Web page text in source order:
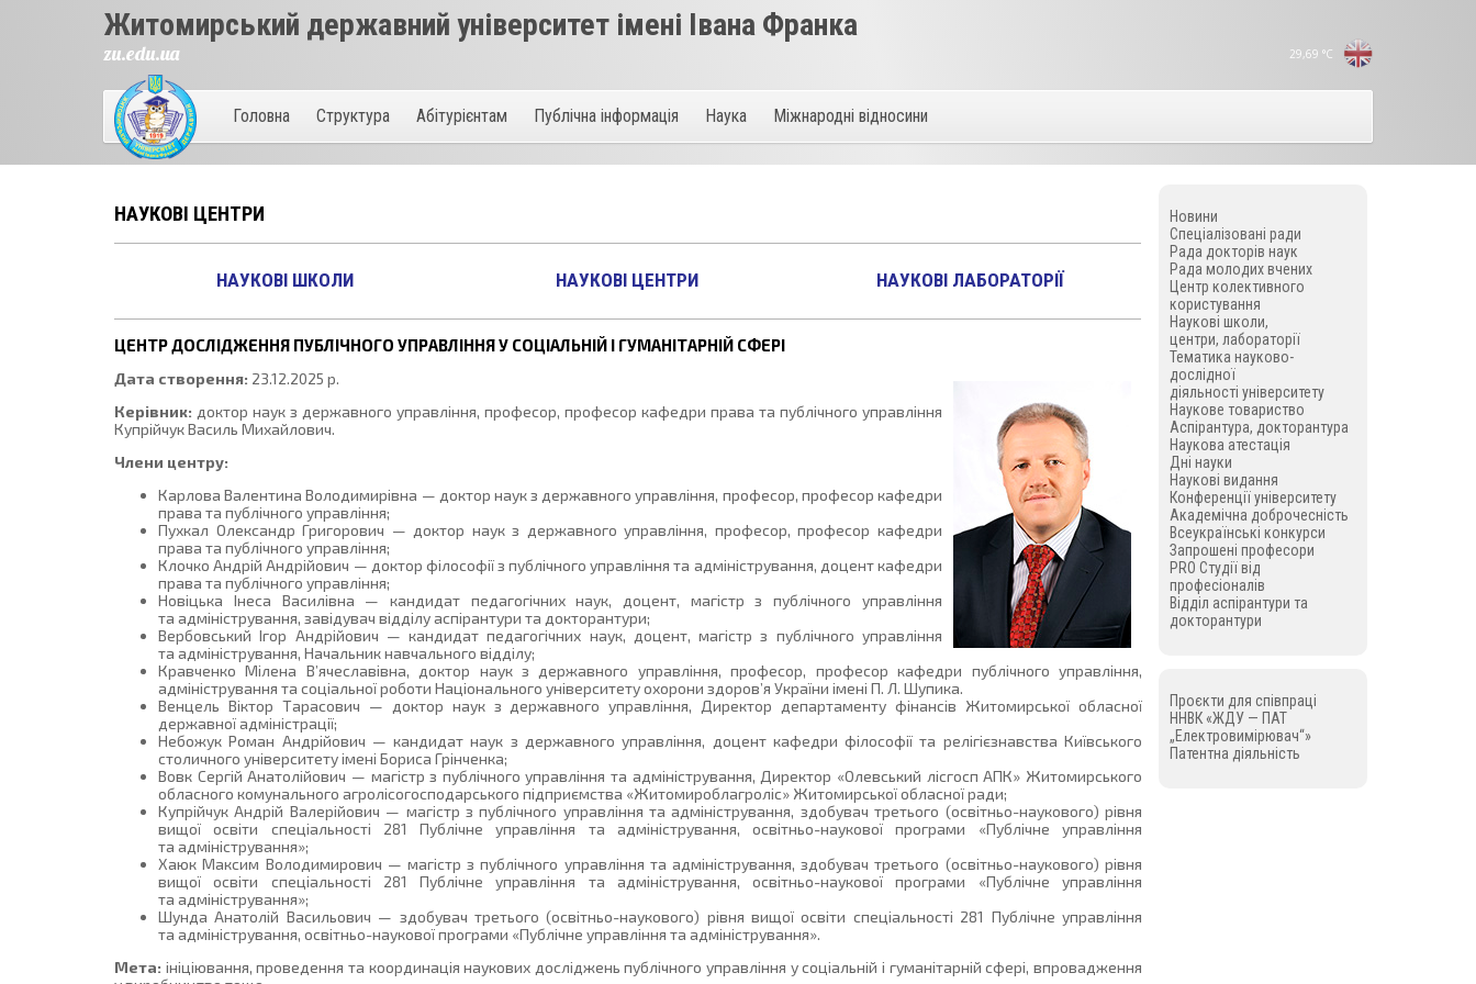
29,69 °C
Житомирський державний університет імені Івана Франка
zu.edu.ua
Головна Структура Абітурієнтам Публічна інформація Наука Міжнародні відносини
НАУКОВІ ЦЕНТРИ
НАУКОВІ ШКОЛИ НАУКОВІ ЦЕНТРИ НАУКОВІ ЛАБОРАТОРІЇ
ЦЕНТР ДОСЛІДЖЕННЯ ПУБЛІЧНОГО УПРАВЛІННЯ У СОЦІАЛЬНІЙ І ГУМАНІТАРНІЙ СФЕРІ
Дата створення: 23.12.2025 р.
Керівник: доктор наук з державного управління, професор, професор кафедри права та публічного управління
Купрійчук Василь Михайлович.
Члени центру:
Карлова Валентина Володимирівна — доктор наук з державного управління, професор, професор кафедри
права та публічного управління;
Пухкал Олександр Григорович — доктор наук з державного управління, професор, професор кафедри
права та публічного управління;
Клочко Андрій Андрійович — доктор філософії з публічного управління та адміністрування, доцент кафедри
права та публічного управління;
Новіцька Інеса Василівна — кандидат педагогічних наук, доцент, магістр з публічного управління
та адміністрування, завідувач відділу аспірантури та докторантури;
Вербовський Ігор Андрійович — кандидат педагогічних наук, доцент, магістр з публічного управління
та адміністрування, Начальник навчального відділу;
Кравченко Мілена В’ячеславівна, доктор наук з державного управління, професор, професор кафедри публічного управління,
адміністрування та соціальної роботи Національного університету охорони здоров’я України імені П. Л. Шупика.
Венцель Віктор Тарасович — доктор наук з державного управління, Директор департаменту фінансів Житомирської обласної
державної адміністрації;
Небожук Роман Андрійович — кандидат наук з державного управління, доцент кафедри філософії та релігієзнавства Київського
столичного університету імені Бориса Грінченка;
Вовк Сергій Анатолійович — магістр з публічного управління та адміністрування, Директор «Олевський лісгосп АПК» Житомирського
обласного комунального агролісогосподарського підприємства «Житомироблагроліс» Житомирської обласної ради;
Купрійчук Андрій Валерійович — магістр з публічного управління та адміністрування, здобувач третього (освітньо-наукового) рівня
вищої освіти спеціальності 281 Публічне управління та адміністрування, освітньо-наукової програми «Публічне управління
та адміністрування»;
Хаюк Максим Володимирович — магістр з публічного управління та адміністрування, здобувач третього (освітньо-наукового) рівня
вищої освіти спеціальності 281 Публічне управління та адміністрування, освітньо-наукової програми «Публічне управління
та адміністрування»;
Шунда Анатолій Васильович — здобувач третього (освітньо-наукового) рівня вищої освіти спеціальності 281 Публічне управління
та адміністрування, освітньо-наукової програми «Публічне управління та адміністрування».
Мета: ініціювання, проведення та координація наукових досліджень публічного управління у соціальній і гуманітарній сфері, впровадження
Новини
Спеціалізовані ради
Рада докторів наук
Рада молодих вчених
Центр колективного
користування
Наукові школи,
центри, лабораторії
Тематика науково-
дослідної
діяльності університету
Наукове товариство
Аспірантура, докторантура
Наукова атестація
Дні науки
Наукові видання
Конференції університету
Академічна доброчесність
Всеукраїнські конкурси
Запрошені професори
PRO Студії від
професіоналів
Відділ аспірантури та
докторантури
Проєкти для співпраці
ННВК «ЖДУ — ПАТ
„Електровимірювач“»
Патентна діяльність